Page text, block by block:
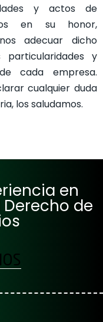
y actos de
en su honor,
adecuar dicho
y
cada empresa.
cualquier duda
los saludamos.
en
Derecho de